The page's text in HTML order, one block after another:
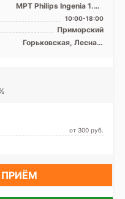
МРТ Philips Ingenia 1.5Т
закрытый тип, КТ Philips
Ingenuity 128 срезов
10:00-18:00
Приморский
Горьковская, Лесная,
от 300 pуб.